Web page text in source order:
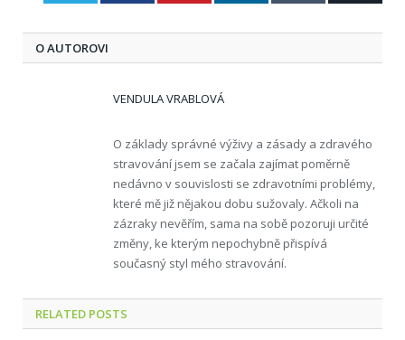
O AUTOROVI
VENDULA VRABLOVÁ
O základy správné výživy a zásady a zdravého
stravování jsem se začala zajímat poměrně
nedávno v souvislosti se zdravotními problémy,
které mě již nějakou dobu sužovaly. Ačkoli na
zázraky nevěřím, sama na sobě pozoruji určité
změny, ke kterým nepochybně přispívá
současný styl mého stravování.
RELATED POSTS